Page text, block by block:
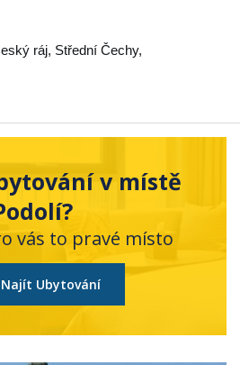
ráj, Střední Čechy,
v místě
vás to pravé místo
Najít Ubytování